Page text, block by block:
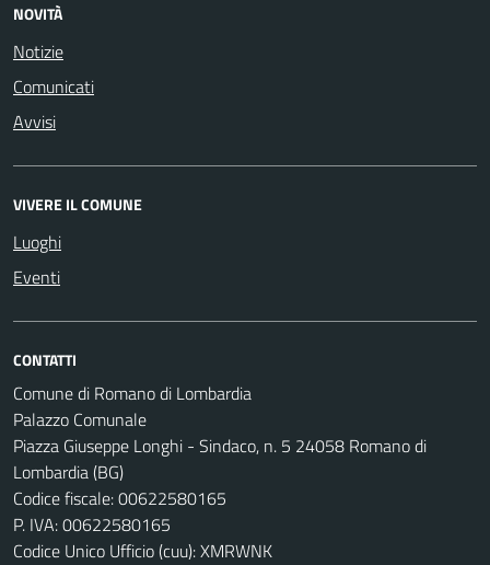
NOVITÀ
Notizie
Comunicati
Avvisi
VIVERE IL COMUNE
Luoghi
Eventi
CONTATTI
Comune di Romano di Lombardia
Palazzo Comunale
Piazza Giuseppe Longhi - Sindaco, n. 5 24058 Romano di
Lombardia (BG)
Codice fiscale: 00622580165
P. IVA: 00622580165
Codice Unico Ufficio (cuu): XMRWNK